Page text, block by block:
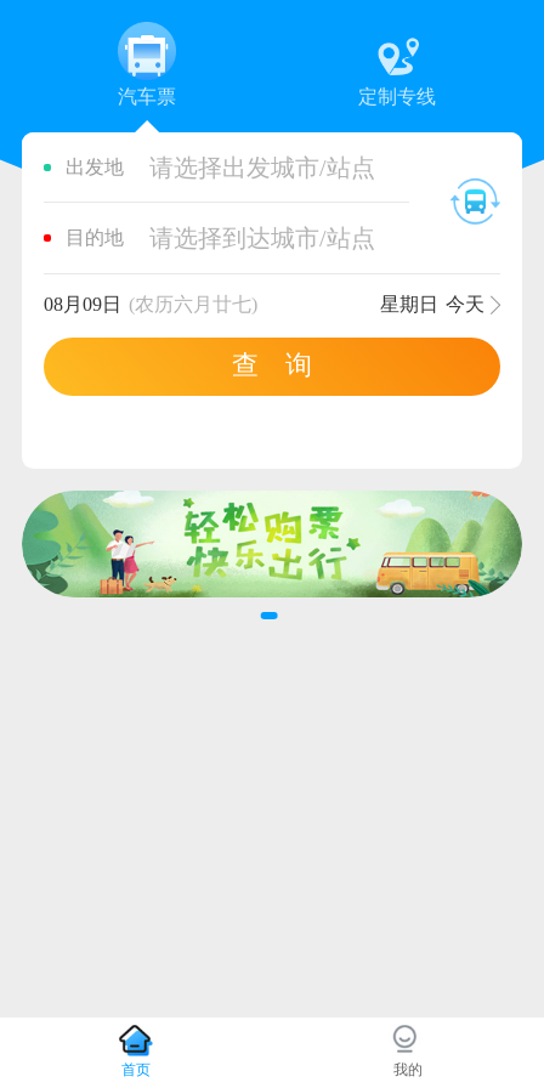
汽车票 定制专线
出发地 请选择出发城市/站点
目的地 请选择到达城市/站点
08月09日 (农历六月廿七) 星期日 今天
查 询
首页 我的